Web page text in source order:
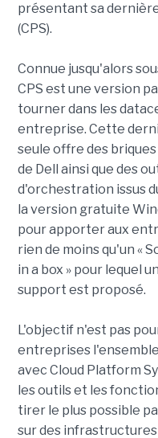
présentant sa
(CPS).
Connue jusqu'alors
CPS est une version
tourner dans les
entreprise. Cette
seule offre des
de Dell ainsi que des
d'orchestration issus
la version gratuite
pour apporter aux
rien de moins qu'un «
in a box » pour lequel
support est proposé.
L'objectif n'est pas
entreprises
avec Cloud Platform
les outils et les
tirer le plus possible
sur des